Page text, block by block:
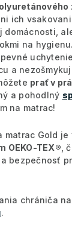
ich
domácnosti,
na
a
prať v
a pohodlný
na matrac!
matrac Gold je
OEKO-TEX® ,
bezpečnosť
chrániča
.